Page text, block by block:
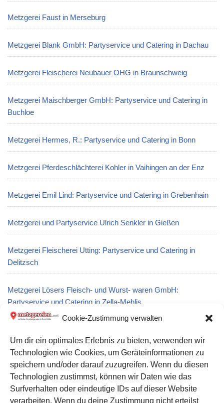
Cookie-Zustimmung verwalten
Um dir ein optimales Erlebnis zu bieten, verwenden wir
Technologien wie Cookies, um Geräteinformationen zu
speichern und/oder darauf zuzugreifen. Wenn du diesen
Technologien zustimmst, können wir Daten wie das
Surfverhalten oder eindeutige IDs auf dieser Website
verarbeiten. Wenn du deine Zustimmung nicht erteilst
Metzgerei Faust in Merseburg
Metzgerei Blank GmbH: Partyservice und Catering in Dachau
Metzgerei Fleischerei Neubauer OHG in Braunschweig
Metzgerei Maischberger GmbH: Partyservice und Catering in
Buchloe
Metzgerei Hermes, R.: Partyservice und Catering in Bonn
Metzgerei Pferdeschlächterei Kohler in Vaihingen an der Enz
Metzgerei Emil Lind: Partyservice und Catering in Grebenhain
Metzgerei und Partyservice Ulrich Senkler in Gießen
Metzgerei Fleischerei Utting: Partyservice und Catering in
Delitzsch
Metzgerei Lösers Fleisch- und Wurst- waren GmbH:
Partyservice und Catering in Zella-Mehlis
Metzgerei Keller GmbH: Partyservice und Catering in Moosburg
an der Isar